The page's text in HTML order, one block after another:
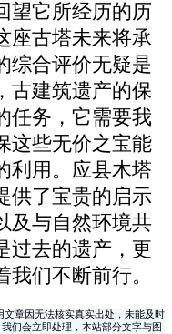
望它所经历的历
座古塔未来将承
综合评价无疑是
古建筑遗产的保
任务，它需要我
这些无价之宝能
利用。应县木塔
供了宝贵的启示
与自然环境共
过去的遗产，更
们不断前行。
章因无法核实真实出处，未能及时
们会立即处理，本站部分文字与图